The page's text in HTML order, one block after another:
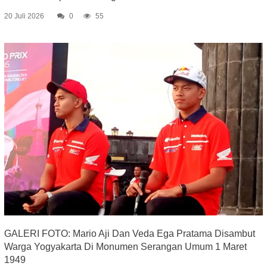
20 Juli 2026 0 55
GALERI FOTO: Mario Aji Dan Veda Ega Pratama Disambut
Warga Yogyakarta Di Monumen Serangan Umum 1 Maret
1949